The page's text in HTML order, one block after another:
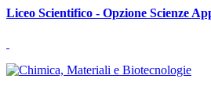
Liceo Scientifico - Opzione Scienze